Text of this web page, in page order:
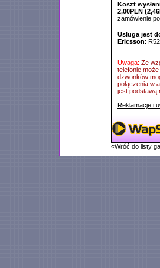
Koszt
2,00PLN
zamówienie
Usługa jest
Ericsson:
Uwaga: Ze
telefonie
dzwonków
połączenia w
jest podstawą
Reklamacje i
«Wróć do listy